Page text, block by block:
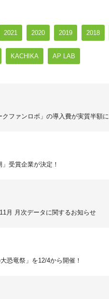
2021 2020 2019 2018
KACHIKA AP LAB
ファンロボ」の導入費が実質半額に
受賞企業が決定！
月 月次データに関するお知らせ
恐竜祭」を12/4から開催！